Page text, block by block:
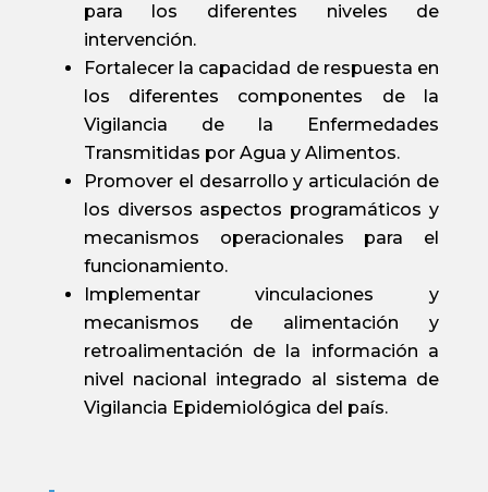
para los diferentes niveles de
intervención.
Fortalecer la capacidad de respuesta en
los diferentes componentes de la
Vigilancia de la Enfermedades
Transmitidas por Agua y Alimentos.
Promover el desarrollo y articulación de
los diversos aspectos programáticos y
mecanismos operacionales para el
funcionamiento.
Implementar vinculaciones y
mecanismos de alimentación y
retroalimentación de la información a
nivel nacional integrado al sistema de
Vigilancia Epidemiológica del país.